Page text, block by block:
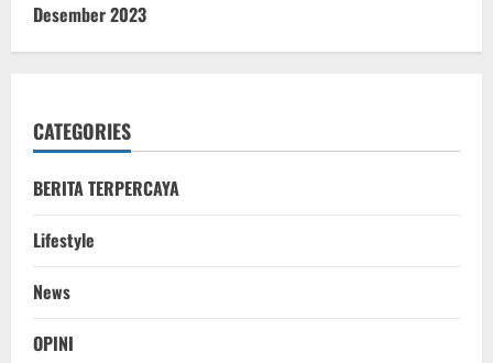
Desember 2023
CATEGORIES
BERITA TERPERCAYA
Lifestyle
News
OPINI